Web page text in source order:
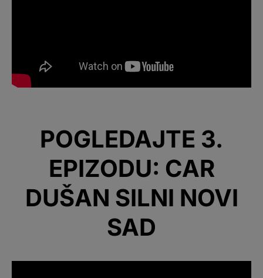
POGLEDAJTE 3.
EPIZODU: CAR
DUŠAN SILNI NOVI
SAD